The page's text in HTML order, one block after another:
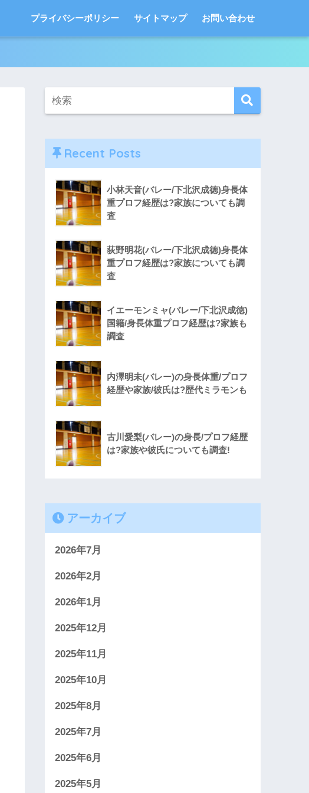
プライバシーポリシー サイトマップ お問い合わせ
Recent Posts
小林天音(バレー/下北沢成徳)身長体
重プロフ経歴は?家族についても調
査
荻野明花(バレー/下北沢成徳)身長体
重プロフ経歴は?家族についても調
査
イエーモンミャ(バレー/下北沢成徳)
国籍/身長体重プロフ経歴は?家族も
調査
内澤明未(バレー)の身長体重/プロフ
経歴や家族/彼氏は?歴代ミラモンも
古川愛梨(バレー)の身長/プロフ経歴
は?家族や彼氏についても調査!
アーカイブ
2026年7月
2026年2月
2026年1月
2025年12月
2025年11月
2025年10月
2025年8月
2025年7月
2025年6月
2025年5月